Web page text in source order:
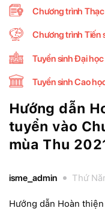
Chương trình Thạc
Chương trình Tiến
Tuyển sinh Đại học
Tuyển sinh Cao
Hướng dẫn
tuyển vào
mùa Thu
isme_admin Thứ
Hướng dẫn Hoàn